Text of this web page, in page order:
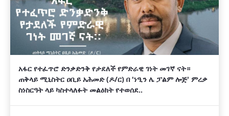
አፋር የተፈጥሮ ድንቃድንቅ የታደለች የምድራዊ ገነት መገኛ ናት።
ጠቅላይ ሚኒስትር ዐቢይ አሕመድ (ዶ/ር) በ 'ነዒን ሌ ፓልም ሎጅ' ምረቃ
ስነስርዓት ላይ ካስተላለፉት መልዕክት የተወሰደ..